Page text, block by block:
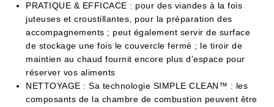
PRATIQUE & EFFICACE : pour des viandes à la fois
juteuses et croustillantes, pour la préparation des
accompagnements ; peut également servir de surface
de stockage une fois le couvercle fermé ; le tiroir de
maintien au chaud fournit encore plus d’espace pour
réserver vos aliments
NETTOYAGE : Sa technologie SIMPLE CLEAN™ : les
composants de la chambre de combustion peuvent être